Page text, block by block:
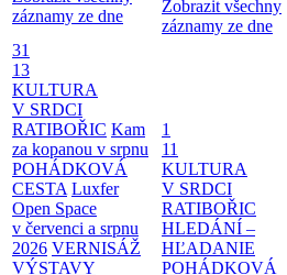
záznamy ze dne
Zobrazit všechny
záznamy ze dne
31
13
KULTURA
V SRDCI
RATIBOŘIC Kam
za kopanou v srpnu
POHÁDKOVÁ
CESTA Luxfer
Open Space
v červenci a srpnu
2026 VERNISÁŽ
VÝSTAVY
1
11
KULTURA
V SRDCI
RATIBOŘIC
HLEDÁNÍ –
HĽADANIE
POHÁDKOVÁ